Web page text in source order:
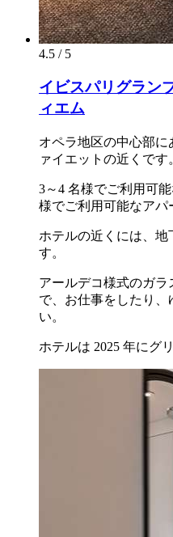
4.5 / 5
イビスパリグラン
ィエム
オペラ地区の中心部
ァイエットの近くです
3～4 名様でご利用可
様でご利用可能なアパ
ホテルの近くには、地
す。
アールデコ様式のガ
で、お仕事をしたり、
い。
ホテルは 2025 年にグ